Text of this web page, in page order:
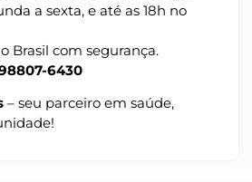
a sexta, e até as 18h no
Brasil com segurança.
6430
– seu parceiro em saúde,